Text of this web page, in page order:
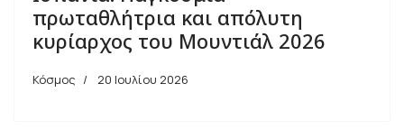
πρωταθλήτρια και απόλυτη
κυρίαρχος του Μουντιάλ 2026
Κόσμος 20 Ιουλίου 2026